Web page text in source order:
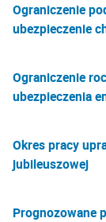
Ograniczenie
ubezpieczenie
Ograniczenie
ubezpieczenia
Okres pracy
jubileuszowej
Prognozowane